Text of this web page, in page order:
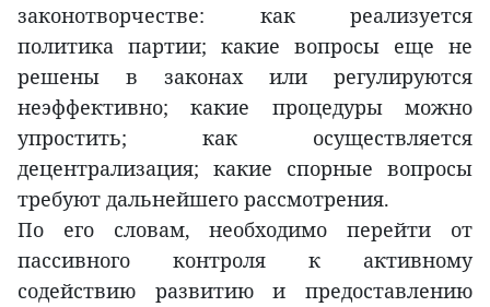
законотворчестве: как реализуется
политика партии; какие вопросы еще не
решены в законах или регулируются
неэффективно; какие процедуры можно
упростить; как осуществляется
децентрализация; какие спорные вопросы
требуют дальнейшего рассмотрения.
По его словам, необходимо перейти от
пассивного контроля к активному
содействию развитию и предоставлению